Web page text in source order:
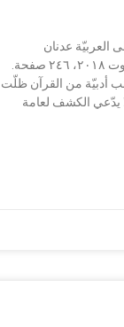
العربيّة عدنان
المقرانيّ وطارق منزو، دار المشرق، بيروت ٢٠١٨، ٢٤٦ صفحة.
أدبيّة من القرآن ظلّت
يدّعي الكشف لعامة